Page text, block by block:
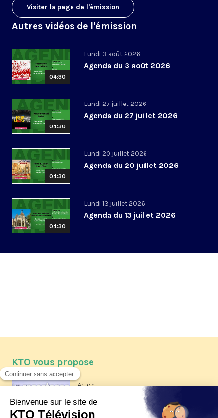
Visiter la page de l'émission
Autres vidéos de l'émission
04:30
Lundi 3 août 2026
Agenda du 3 août 2026
04:30
Lundi 27 juillet 2026
Agenda du 27 juillet 2026
04:30
Lundi 20 juillet 2026
Agenda du 20 juillet 2026
04:30
Lundi 13 juillet 2026
Agenda du 13 juillet 2026
KTO vous propose
Article
Les reportages d'été 2026 de KTO